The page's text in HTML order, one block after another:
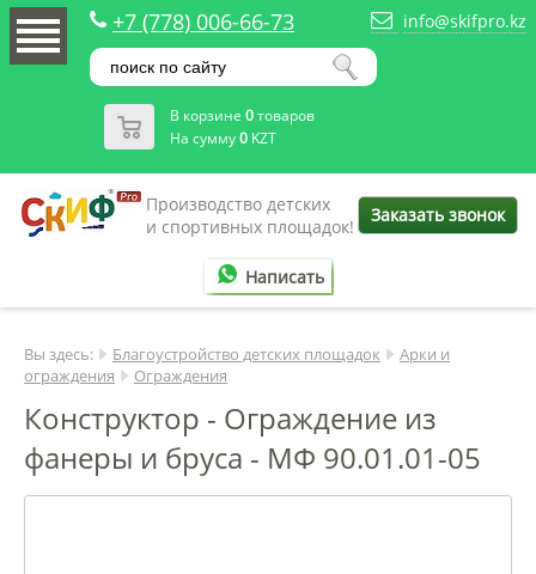
+7 (778) 006-66-73 info@skifpro.kz
В корзине 0товаров
На сумму0 KZT
Производство детских
и спортивных площадок!
Заказать звонок
Написать
Вы здесь: Благоустройство детских площадок
Арки и
ограждения
Ограждения
Конструктор - Ограждение из
фанеры и бруса - МФ 90.01.01-05